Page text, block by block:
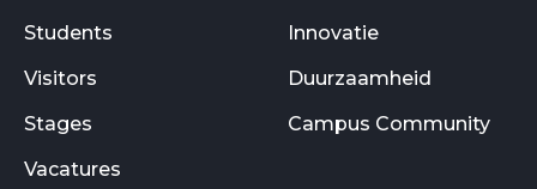
Students
Visitors
Stages
Vacatures
Innovatie
Duurzaamheid
Campus Community